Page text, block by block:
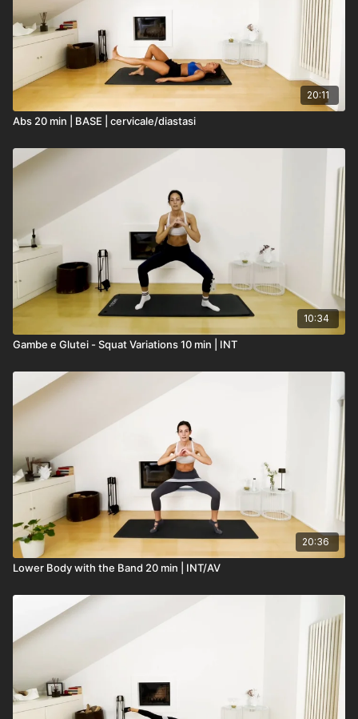
20:11
Abs 20 min | BASE | cervicale/diastasi
10:34
Gambe e Glutei - Squat Variations 10 min | INT
20:36
Lower Body with the Band 20 min | INT/AV